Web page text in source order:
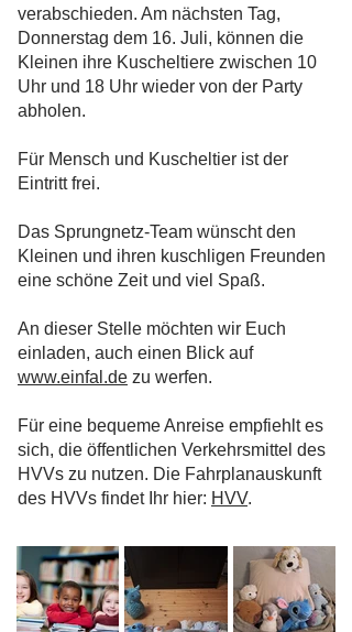
verabschieden. Am nächsten Tag,
Donnerstag dem 16. Juli, können die
Kleinen ihre Kuscheltiere zwischen 10
Uhr und 18 Uhr wieder von der Party
abholen.
Für Mensch und Kuscheltier ist der
Eintritt frei.
Das Sprungnetz-Team wünscht den
Kleinen und ihren kuschligen Freunden
eine schöne Zeit und viel Spaß.
An dieser Stelle möchten wir Euch
einladen, auch einen Blick auf
www.einfal.de zu werfen.
Für eine bequeme Anreise empfiehlt es
sich, die öffentlichen Verkehrsmittel des
HVVs zu nutzen. Die Fahrplanauskunft
des HVVs findet Ihr hier: HVV.